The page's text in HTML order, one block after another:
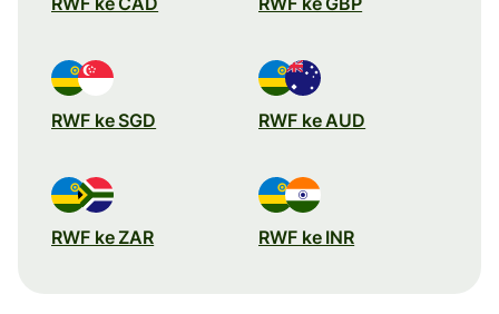
RWF ke SGD RWF ke AUD
RWF ke ZAR RWF ke INR